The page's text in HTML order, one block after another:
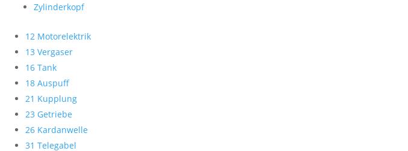
Zylinderkopf
12 Motorelektrik
13 Vergaser
16 Tank
18 Auspuff
21 Kupplung
23 Getriebe
26 Kardanwelle
31 Telegabel